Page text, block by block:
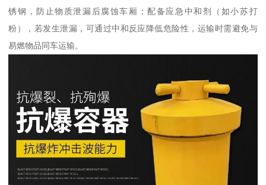
锈钢，防止物质泄漏后腐蚀车厢；配备应急中和剂（如小苏打
粉），若发生泄漏，可通过中和反应降低危险性，运输时需避免与
易燃物品同车运输。​